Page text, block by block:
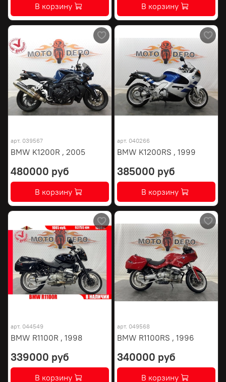
В корзину В корзину
арт. 039567
BMW K1200R , 2005
480000 руб
В корзину
арт. 040266
BMW K1200RS , 1999
385000 руб
В корзину
арт. 044549
BMW R1100R , 1998
339000 руб
В корзину
арт. 049568
BMW R1100RS , 1996
340000 руб
В корзину